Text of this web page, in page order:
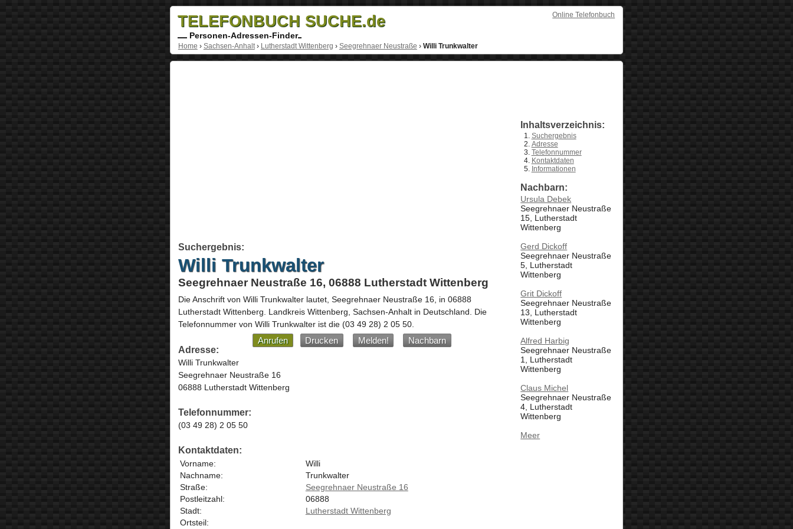
Online Telefonbuch
TELEFONBUCH SUCHE.de
Personen-Adressen-Finder
Home › Sachsen-Anhalt› Lutherstadt Wittenberg › Seegrehnaer Neustraße › Willi Trunkwalter
Suchergebnis:
Willi Trunkwalter
Seegrehnaer Neustraße 16, 06888 Lutherstadt Wittenberg
Die Anschrift von Willi Trunkwalterlautet, Seegrehnaer Neustraße 16, in 06888
Lutherstadt Wittenberg. Landkreis Wittenberg, Sachsen-Anhaltin Deutschland. Die
Telefonnummer von Willi Trunkwalter ist die (03 49 28) 2 05 50.
Anrufen Drucken Melden!
Nachbarn
Adresse:
Willi Trunkwalter
Seegrehnaer Neustraße 16
06888 Lutherstadt Wittenberg
Telefonnummer:
(03 49 28) 2 05 50
Kontaktdaten:
Vorname:
Willi
Nachname:
Trunkwalter
Straße:
Seegrehnaer Neustraße 16
Postleitzahl:
06888
Stadt:
Lutherstadt Wittenberg
Ortsteil:
Inhaltsverzeichnis:
Suchergebnis
Adresse
Telefonnummer
Kontaktdaten
Informationen
Nachbarn:
Ursula Debek
Seegrehnaer Neustraße
15, Lutherstadt
Wittenberg
Gerd Dickoff
Seegrehnaer Neustraße
5, Lutherstadt
Wittenberg
Grit Dickoff
Seegrehnaer Neustraße
13, Lutherstadt
Wittenberg
Alfred Harbig
Seegrehnaer Neustraße
1, Lutherstadt
Wittenberg
Claus Michel
Seegrehnaer Neustraße
4, Lutherstadt
Wittenberg
Meer